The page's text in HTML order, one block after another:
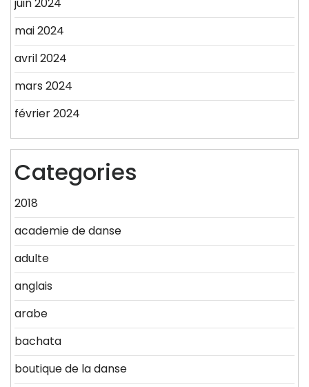
mai 2024
avril 2024
mars 2024
février 2024
Categories
2018
academie de danse
adulte
anglais
arabe
bachata
boutique de la danse